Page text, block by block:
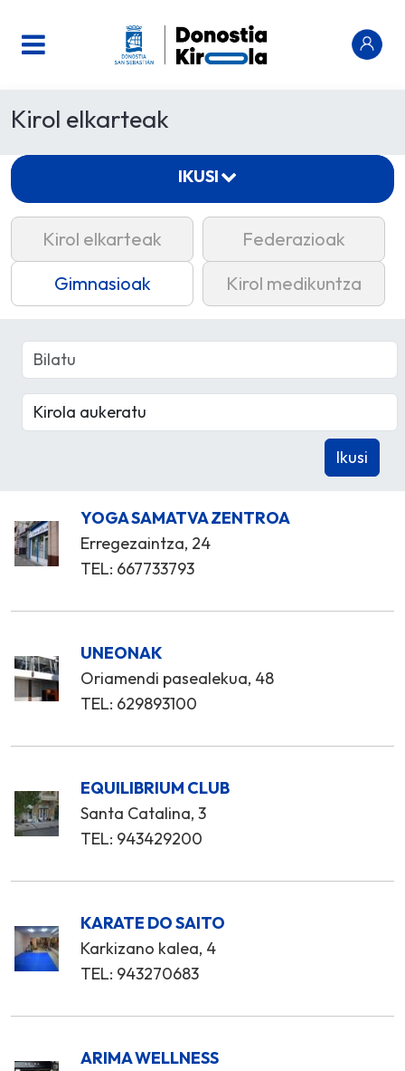
Kirol elkarteak
Kirol elkarteak
Federazioak
Gimnasioak
Kirol medikuntza
YOGA SAMATVA ZENTROA
Erregezaintza, 24
TEL: 667733793
UNEONAK
Oriamendi pasealekua, 48
TEL: 629893100
EQUILIBRIUM CLUB
Santa Catalina, 3
TEL: 943429200
KARATE DO SAITO
Karkizano kalea, 4
TEL: 943270683
ARIMA WELLNESS
IKUSI